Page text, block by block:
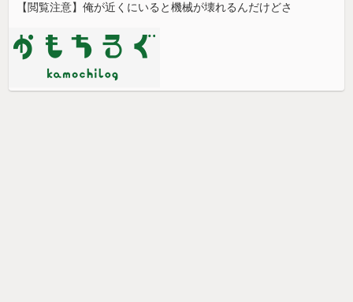
【閲覧注意】俺が近くにいると機械が壊れるんだけどさ